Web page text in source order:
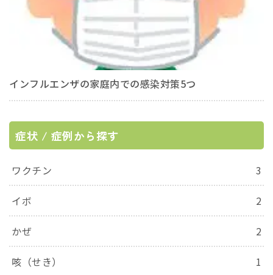
インフルエンザの家庭内での感染対策5つ
症状 / 症例から探す
ワクチン 3
イボ 2
かぜ 2
咳（せき） 1